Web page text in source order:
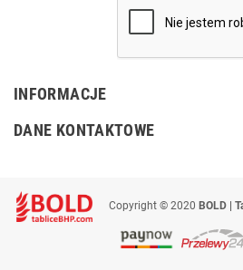
INFORMACJE
DANE KONTAKTOWE
Copyright © 2020 BOLD |